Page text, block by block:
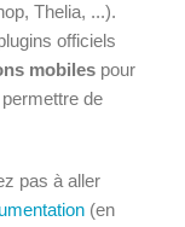
Thelia, ...).
officiels
mobiles pour
de
pas à aller
(en